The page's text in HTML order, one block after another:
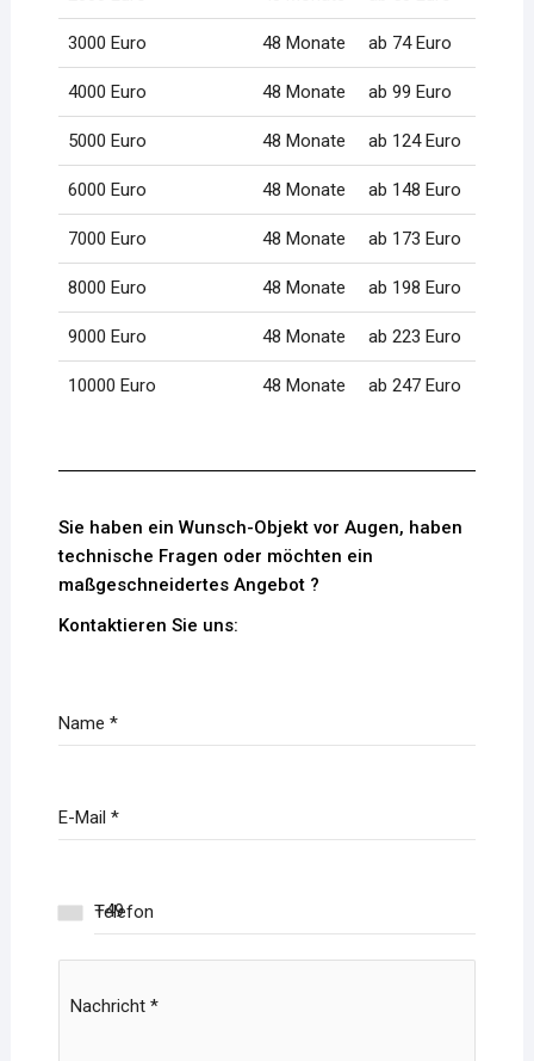
3000 Euro 48 Monate ab 74 Euro
4000 Euro 48 Monate ab 99 Euro
5000 Euro 48 Monate ab 124 Euro
6000 Euro 48 Monate ab 148 Euro
7000 Euro 48 Monate ab 173 Euro
8000 Euro 48 Monate ab 198 Euro
9000 Euro 48 Monate ab 223 Euro
10000 Euro 48 Monate ab 247 Euro
Sie haben ein Wunsch-Objekt vor Augen, haben
technische Fragen oder möchten ein
maßgeschneidertes Angebot ?
Kontaktieren Sie uns:
Name *
E-Mail *
Telefon
Nachricht *